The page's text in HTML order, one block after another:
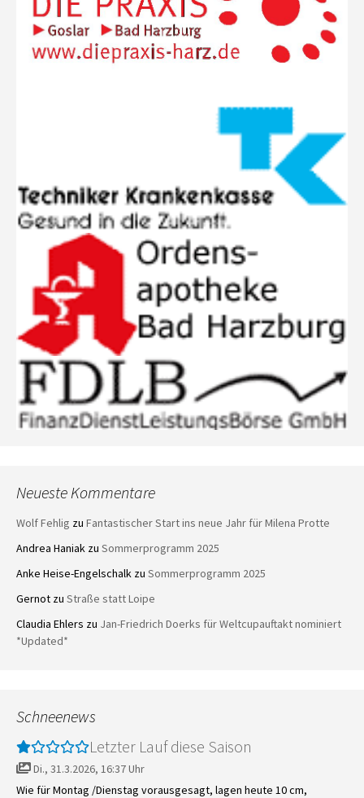
Neueste Kommentare
Wolf Fehlig zu Fantastischer Start ins neue Jahr für Milena Protte
Andrea Haniak zu Sommerprogramm 2025
Anke Heise-Engelschalk zu Sommerprogramm 2025
Gernot zu Straße statt Loipe
Claudia Ehlers zu Jan-Friedrich Doerks für Weltcupauftakt nominiert
*Updated*
Schneenews
Letzter Lauf diese Saison
Di., 31.3.2026, 16:37 Uhr
Wie für Montag /Dienstag vorausgesagt, lagen heute 10 cm,